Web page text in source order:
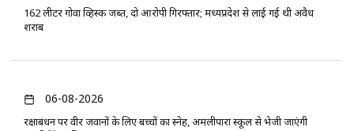
162 लीटर गोवा व्हिस्की जब्त, दो आरोपी गिरफ्तार; मध्यप्रदेश से लाई गई थी अवैध
शराब
06-08-2026
रक्षाबंधन पर वीर जवानों के लिए बच्चों का स्नेह, अमलीपारा स्कूल से भेजी जाएंगी